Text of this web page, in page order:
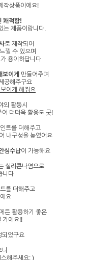
작상품이에요!
쾌적함!
는 제품이랍니다.
로 제작되어
낄 수 있으며
용이하답니다
이게 만들어주며
공해주구요
이게 해줘요
외 활동시
더더욱 활용도 굿!
트를 더해주고
내구성을 높였어요
심수납이 가능해요
실리콘나염으로
니다
를 더해주고
요
든 활용하기 좋은
거예요!!
되었구요
해주세요: )